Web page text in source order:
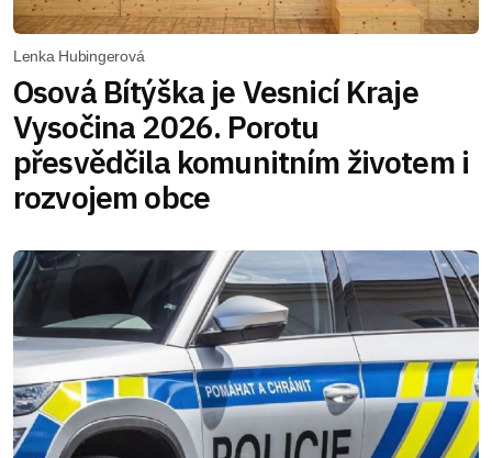
Lenka Hubingerová
Osová Bítýška je Vesnicí Kraje
Vysočina 2026. Porotu
přesvědčila komunitním životem i
rozvojem obce